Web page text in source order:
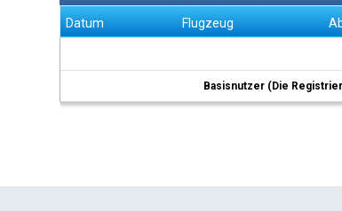
Datum Flugzeug
Basisnutzer (Die